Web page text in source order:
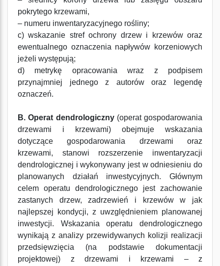
pokrytego krzewami,
– numeru inwentaryzacyjnego rośliny;
c) wskazanie stref ochrony drzew i krzewów oraz
ewentualnego oznaczenia napływów korzeniowych
jeżeli występują;
d) metrykę opracowania wraz z podpisem
przynajmniej jednego z autorów oraz legendę
oznaczeń.
B. Operat dendrologiczny(operat gospodarowania
drzewami i krzewami) obejmuje wskazania
dotyczące gospodarowania drzewami oraz
krzewami, stanowi rozszerzenie inwentaryzacji
dendrologicznej i wykonywany jest w odniesieniu do
planowanych działań inwestycyjnych. Głównym
celem operatu dendrologicznego jest zachowanie
zastanych drzew, zadrzewień i krzewów w jak
najlepszej kondycji, z uwzględnieniem planowanej
inwestycji. Wskazania operatu dendrologicznego
wynikają z analizy przewidywanych kolizji realizacji
przedsięwzięcia (na podstawie dokumentacji
projektowej) z drzewami i krzewami – z